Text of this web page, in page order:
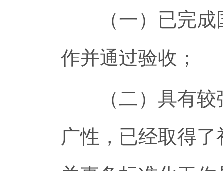
（一）已完
作并通过验收；
（二）具有
广性，已经取得